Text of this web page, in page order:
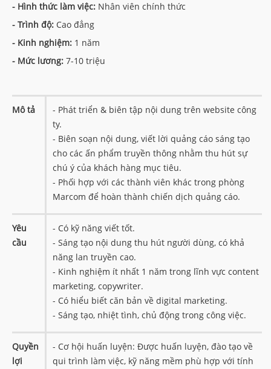
- Hình thức làm việc: Nhân viên chính thức
- Trình độ: Cao đẳng
- Kinh nghiệm: 1 năm
- Mức lương: 7-10 triệu
Mô tả
- Phát triển & biên tập nội dung trên website công
ty.
- Biên soạn nội dung, viết lời quảng cáo sáng tạo
cho các ấn phẩm truyền thông nhằm thu hút sự
chú ý của khách hàng mục tiêu.
- Phối hợp với các thành viên khác trong phòng
Marcom để hoàn thành chiến dịch quảng cáo.
Yêu
cầu
- Có kỹ năng viết tốt.
- Sáng tạo nội dung thu hút người dùng, có khả
năng lan truyền cao.
- Kinh nghiệm ít nhất 1 năm trong lĩnh vực content
marketing, copywriter.
- Có hiểu biết căn bản về digital marketing.
- Sáng tạo, nhiệt tình, chủ động trong công việc.
Quyền
lợi
- Cơ hội huấn luyện: Được huấn luyện, đào tạo về
qui trình làm việc, kỹ năng mềm phù hợp với tính